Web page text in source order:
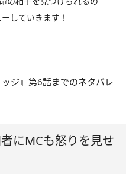
していきます！
ジ』第6話までのネタバレ
にMCも怒りを見せ